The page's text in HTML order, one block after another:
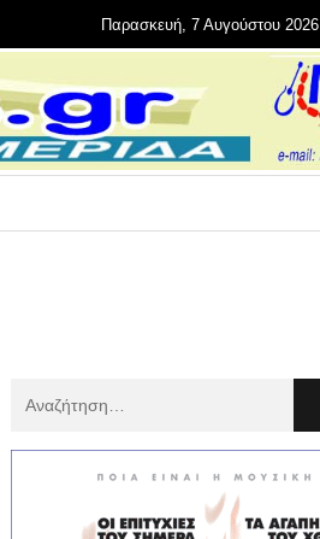
Παρασκευή, 7 Αυγούστου 2026
: